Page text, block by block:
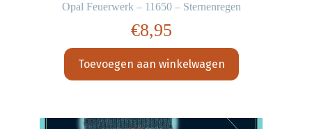
Opal Feuerwerk – 11650 – Sternenregen
€8,95
Toevoegen aan winkelwagen